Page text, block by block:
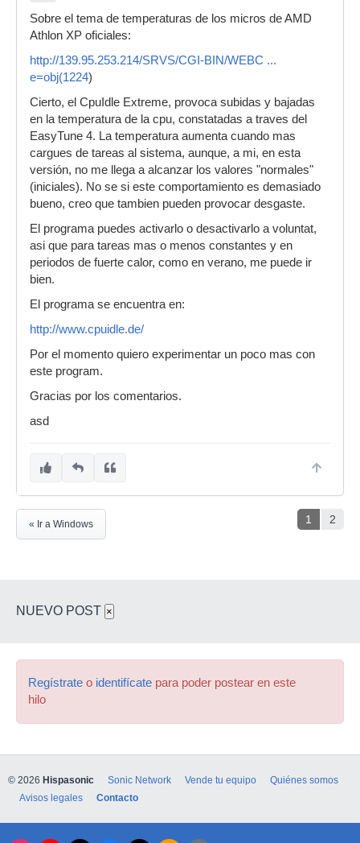
Sobre el tema de temperaturas de los micros de AMD
Athlon XP oficiales:
http://139.95.253.214/SRVS/CGI-BIN/WEBC ...
e=obj(1224)
Cierto, el CpuIdle Extreme, provoca subidas y bajadas
en la temperatura de la cpu, constatadas a traves del
EasyTune 4. La temperatura aumenta cuando mas
cargues de tareas al sistema, aunque, a mi, en esta
versión, no me llega a alcanzar los valores "normales"
(iniciales). No se si este comportamiento es demasiado
bueno, creo que tambien pueden provocar desgaste.
El programa puedes activarlo o desactivarlo a voluntat,
asi que para tareas mas o menos constantes y en
periodos de fuerte calor, como en verano, me puede ir
bien.
El programa se encuentra en:
http://www.cpuidle.de/
Por el momento quiero experimentar un poco mas con
este program.
Gracias por los comentarios.
asd
1 2
« Ir a Windows
NUEVO POST ×
Regístrate o identifícate para poder postear en este
hilo
© 2026 Hispasonic Sonic Network Vende tu equipo
Quiénes somos
Avisos legales
Contacto